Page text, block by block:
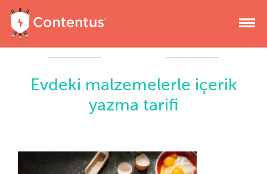
Evdeki malzemelerle içerik
yazma tarifi